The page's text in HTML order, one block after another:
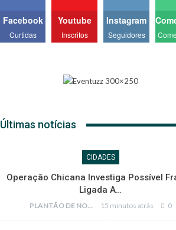
Facebook
Curtidas
Youtube
Inscritos
Instagram
Seguidores
Últimas notícias
CIDADES
Operação Chicana Investiga Possível
Ligada A…
PLANTÃO DE NOTÍCIAS 15 minutos atrás 0